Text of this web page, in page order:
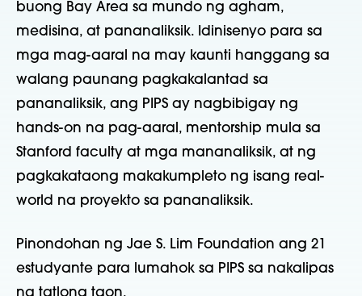
buong Bay Area sa mundo ng agham,
medisina, at pananaliksik. Idinisenyo para sa
mga mag-aaral na may kaunti hanggang sa
walang paunang pagkakalantad sa
pananaliksik, ang PIPS ay nagbibigay ng
hands-on na pag-aaral, mentorship mula sa
Stanford faculty at mga mananaliksik, at ng
pagkakataong makakumpleto ng isang real-
world na proyekto sa pananaliksik.
Pinondohan ng Jae S. Lim Foundation ang 21
estudyante para lumahok sa PIPS sa nakalipas
na tatlong taon.